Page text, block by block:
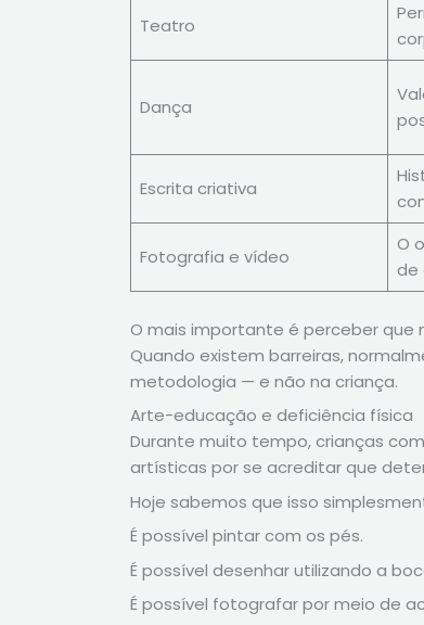
Teatro
Dança
Escrita criativa
Fotografia e vídeo
O
de
O mais importante é perceber que
Quando existem barreiras,
metodologia — e não na criança.
Arte-educação e deficiência física
Durante muito tempo, crianças
artísticas por se acreditar que
Hoje sabemos que isso
É possível pintar com os pés.
É possível desenhar utilizando a
É possível fotografar por meio de